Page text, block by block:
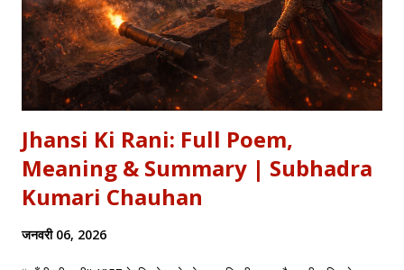
Jhansi Ki Rani: Full Poem,
Meaning & Summary | Subhadra
Kumari Chauhan
जनवरी 06, 2026